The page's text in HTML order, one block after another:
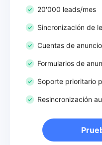
20'000 leads/mes
Sincronización de
Cuentas de
Formularios de
Soporte prioritario
Resincronización